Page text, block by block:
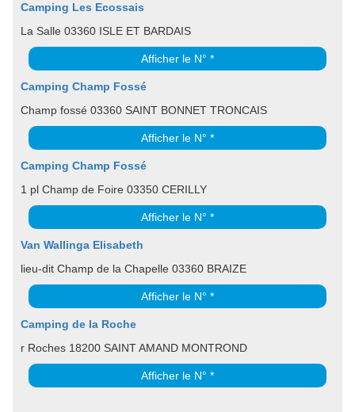
Camping Les Ecossais
La Salle 03360 ISLE ET BARDAIS
Afficher le N° *
Camping Champ Fossé
Champ fossé 03360 SAINT BONNET TRONCAIS
Afficher le N° *
Camping Champ Fossé
1 pl Champ de Foire 03350 CERILLY
Afficher le N° *
Van Wallinga Elisabeth
lieu-dit Champ de la Chapelle 03360 BRAIZE
Afficher le N° *
Camping de la Roche
r Roches 18200 SAINT AMAND MONTROND
Afficher le N° *